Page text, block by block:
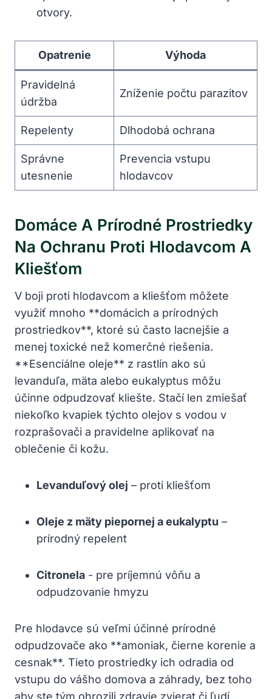
otvory.
Opatrenie Výhoda
Pravidelná‌
údržba
Zníženie počtu ​parazitov
Repelenty Dlhodobá ochrana
Správne
utesnenie
Prevencia vstupu
hlodavcov
Domáce A Prírodné Prostriedky
Na⁣ Ochranu Proti Hlodavcom ⁢a
⁣kliešťom
V boji proti hlodavcom ​a‍ kliešťom môžete
‍využiť⁣ mnoho **domácich a⁣ prírodných
prostriedkov**, ktoré sú často lacnejšie⁤ a‍
menej⁣ toxické než komerčné riešenia.
**Esenciálne oleje**‌ z rastlín ako ‍sú
‍levanduľa, mäta alebo eukalyptus môžu
‍účinne odpudzovať kliešte. Stačí len zmiešať⁤
niekoľko ⁤kvapiek týchto olejov s vodou v
rozprašovači a pravidelne aplikovať na
oblečenie či kožu.
Levanduľový olej – proti kliešťom
Oleje​ z mäty piepornej a‍ eukalyptu –
prírodný repelent
Citronela ‍- pre ‍príjemnú vôňu⁢ a
odpudzovanie hmyzu
Pre hlodavce sú⁣ veľmi​ účinné prírodné
odpudzovače​ ako **amoniak, ⁤čierne korenie a
cesnak**. Tieto​ prostriedky ⁢ich odradia od⁣
vstupu do vášho⁢ domova a⁢ záhrady, bez ‌toho
‍aby ‌ste tým​ ohrozili​ zdravie ‌zvierat či ľudí.